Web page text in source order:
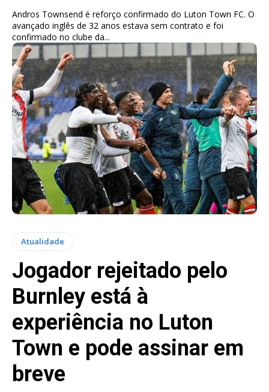
Andros Townsend é reforço confirmado do Luton Town FC. O
avançado inglês de 32 anos estava sem contrato e foi
confirmado no clube da...
Atualidade
Jogador rejeitado pelo
Burnley está à
experiência no Luton
Town e pode assinar em
breve